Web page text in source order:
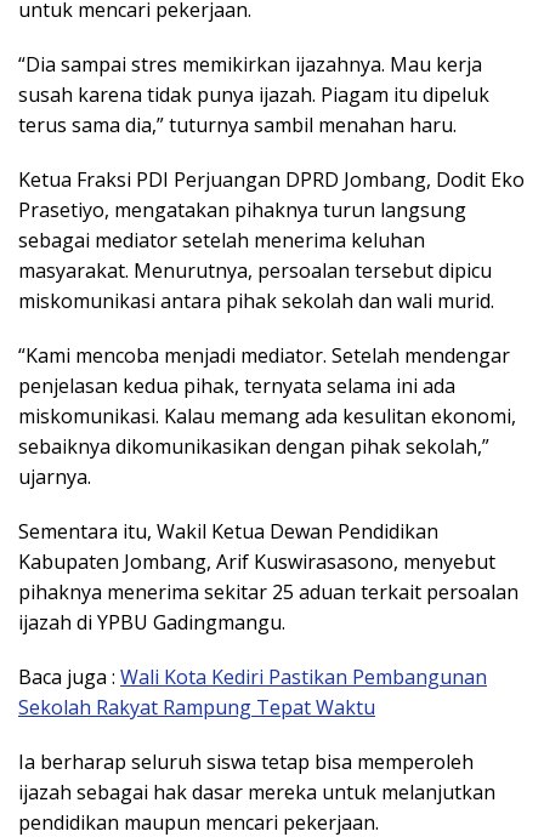
untuk mencari pekerjaan.
“Dia sampai stres memikirkan ijazahnya. Mau kerja
susah karena tidak punya ijazah. Piagam itu dipeluk
terus sama dia,” tuturnya sambil menahan haru.
Ketua Fraksi PDI Perjuangan DPRD Jombang, Dodit Eko
Prasetiyo, mengatakan pihaknya turun langsung
sebagai mediator setelah menerima keluhan
masyarakat. Menurutnya, persoalan tersebut dipicu
miskomunikasi antara pihak sekolah dan wali murid.
“Kami mencoba menjadi mediator. Setelah mendengar
penjelasan kedua pihak, ternyata selama ini ada
miskomunikasi. Kalau memang ada kesulitan ekonomi,
sebaiknya dikomunikasikan dengan pihak sekolah,”
ujarnya.
Sementara itu, Wakil Ketua Dewan Pendidikan
Kabupaten Jombang, Arif Kuswirasasono, menyebut
pihaknya menerima sekitar 25 aduan terkait persoalan
ijazah di YPBU Gadingmangu.
Baca juga : Wali Kota Kediri Pastikan Pembangunan
Sekolah Rakyat Rampung Tepat Waktu
Ia berharap seluruh siswa tetap bisa memperoleh
ijazah sebagai hak dasar mereka untuk melanjutkan
pendidikan maupun mencari pekerjaan.